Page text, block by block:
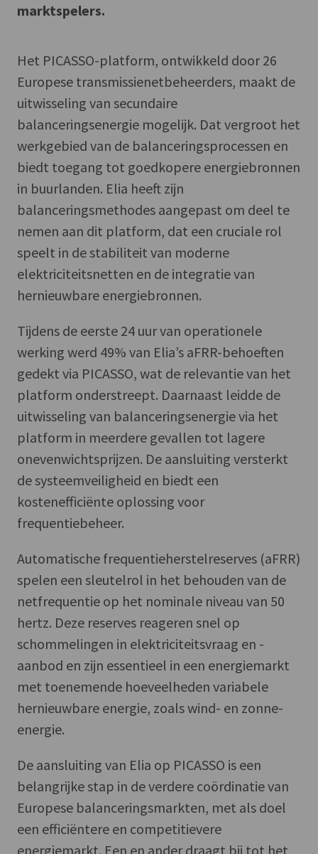
marktspelers.
Het PICASSO-platform, ontwikkeld door 26
Europese transmissienetbeheerders, maakt de
uitwisseling van secundaire
balanceringsenergie mogelijk. Dat vergroot het
werkgebied van de balanceringsprocessen en
biedt toegang tot goedkopere energiebronnen
in buurlanden. Elia heeft zijn
balanceringsmethodes aangepast om deel te
nemen aan dit platform, dat een cruciale rol
speelt in de stabiliteit van moderne
elektriciteitsnetten en de integratie van
hernieuwbare energiebronnen.
Tijdens de eerste 24 uur van operationele
werking werd 49% van Elia’s aFRR-behoeften
gedekt via PICASSO, wat de relevantie van het
platform onderstreept. Daarnaast leidde de
uitwisseling van balanceringsenergie via het
platform in meerdere gevallen tot lagere
onevenwichtsprijzen. De aansluiting versterkt
de systeemveiligheid en biedt een
kostenefficiënte oplossing voor
frequentiebeheer.
Automatische frequentieherstelreserves (aFRR)
spelen een sleutelrol in het behouden van de
netfrequentie op het nominale niveau van 50
hertz. Deze reserves reageren snel op
schommelingen in elektriciteitsvraag en -
aanbod en zijn essentieel in een energiemarkt
met toenemende hoeveelheden variabele
hernieuwbare energie, zoals wind- en zonne-
energie.
De aansluiting van Elia op PICASSO is een
belangrijke stap in de verdere coördinatie van
Europese balanceringsmarkten, met als doel
een efficiëntere en competitievere
energiemarkt. Een en ander draagt bij tot het